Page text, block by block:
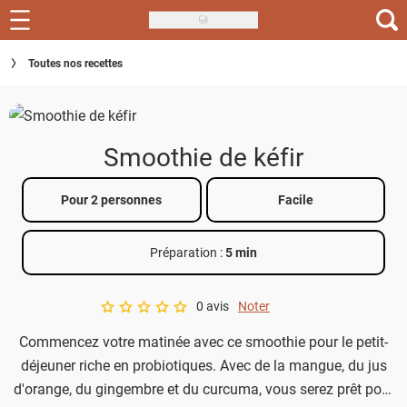
Skip
to
main
Recettes
Inspirations
Menu de la semaine
Actus
Téléchargez l'app Saveurs Recettes
Guide d'achat
Toutes nos recettes
Smoothie de kéfir
Pour 2 personnes Facile
Préparation :5 min
A star rating of 0 out of 5.
0 avis Noter
Commencez votre matinée avec ce smoothie pour le petit-
déjeuner riche en probiotiques. Avec de la mangue, du jus
d'orange, du gingembre et du curcuma, vous serez prêt pour